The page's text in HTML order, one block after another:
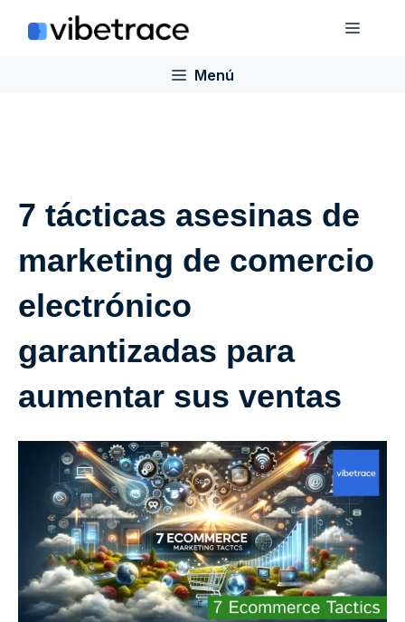
Menú
Menú
7 tácticas asesinas de
marketing de comercio
electrónico
garantizadas para
aumentar sus ventas